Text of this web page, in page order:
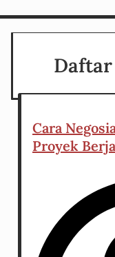
Cara
Proyek